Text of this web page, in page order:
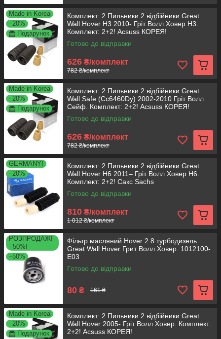
Made in Korea
–20%
Подарунок
Комплект: 2 Пильники 2 відбійники Great
Wall Hover H3 2010- Гріт Волл Ховер H3.
Комплект: 2+2! Acsuss КОРЕЯ!
Готово до відправки
626 ₴/комплект
782 ₴/комплект
Made in Korea
–20%
Подарунок
Комплект: 2 Пильники 2 відбійники Great
Wall Safe (Cc6460Dy) 2002-2010 Гріт Волл
Сейф. Комплект: 2+2! Acsuss КОРЕЯ!
Готово до відправки
626 ₴/комплект
782 ₴/комплект
GERMANY!
–20%
Комплект: 2 Пильники 2 відбійники Great
Wall Hover H6 2011– Гріт Волл Ховер H6.
Комплект: 2+2! Сакс Sachs
Готово до відправки
810 ₴/комплект
1 012 ₴/комплект
РОЗПРОДАЖ!
- 50%!
–50%
Фільтр масляний Hover 2.8 турбодизель
Great Wall Hover Грит Волл Ховер. 1012100-
E03
Готово до відправки
80 ₴ 161 ₴
Made in Korea
–20%
Подарунок
Комплект: 2 Пильники 2 відбійники Great
Wall Hover 2005- Гріт Волл Ховер. Комплект:
2+2! Acsuss КОРЕЯ!